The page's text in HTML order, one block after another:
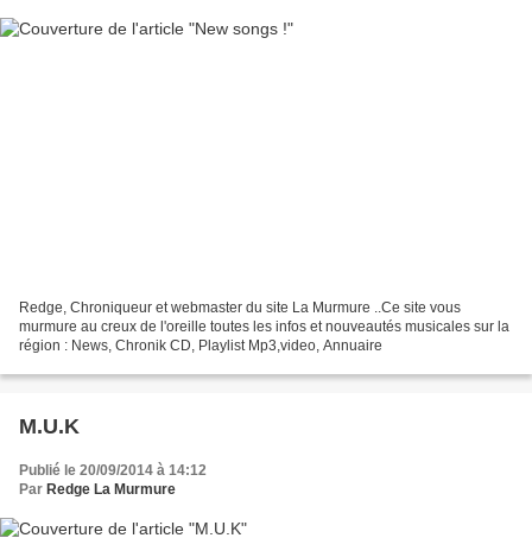
Redge, Chroniqueur et webmaster du site La Murmure ..Ce site vous
murmure au creux de l'oreille toutes les infos et nouveautés musicales sur la
région : News, Chronik CD, Playlist Mp3,video, Annuaire
M.U.K
Publié le 20/09/2014 à 14:12
Par Redge La Murmure